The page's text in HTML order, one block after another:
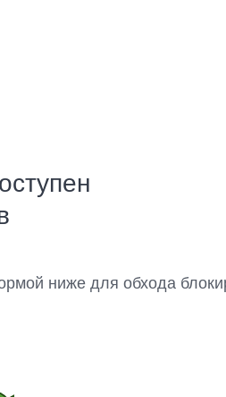
ниже для обхода